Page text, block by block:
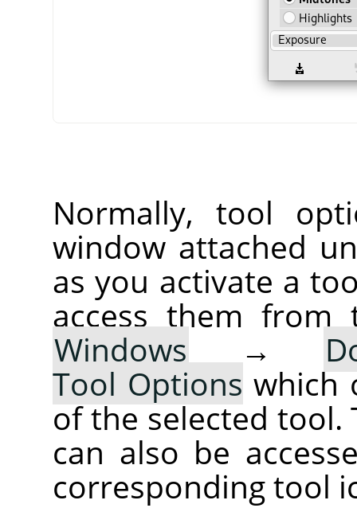
Normally, tool
window attached
as you activate a
access them from
Windows →
Tool Options which
of the selected tool.
can also be
corresponding tool